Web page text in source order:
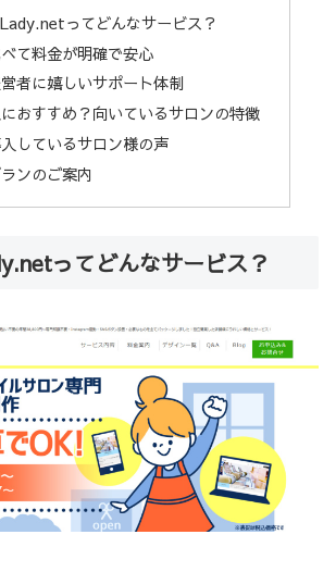
ってどんなサービス？
て料金が明確で安心
者に嬉しいサポート体制
おすすめ？向いているサロンの特徴
しているサロン様の声
ンのご案内
ってどんなサービス？